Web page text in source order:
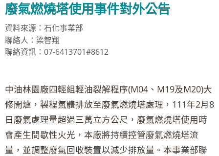
廢氣燃燒塔使用事件對外公告
資料來源：石化事業部
聯絡人：梁智翔
聯絡資訊：07-6413701#8612
中油林園廠四輕組輕油裂解程序(M04、M19及M20)大
修開爐，製程氣體排放至廢氣燃燒塔處理，111年2月8
日廢氣處理量超過三萬立方公尺，廢氣燃燒塔使用時
會產生間歇性火光，本廠將持續控管廢氣燃燒塔流
量，並調整廢氣回收裝置以減少排放量。本事業部聯